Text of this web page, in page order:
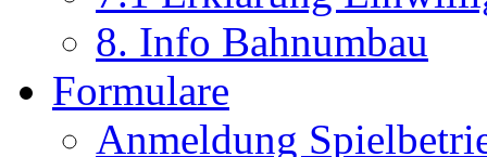
8. Info Bahnumbau
Formulare
Anmeldung